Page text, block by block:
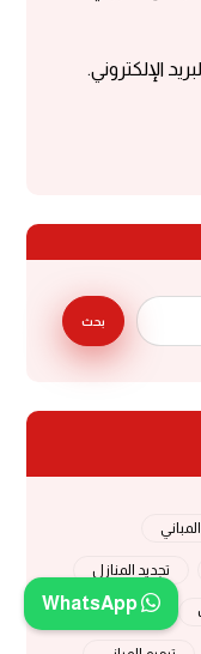
الإلكتروني.
بحث
تجديد المنازل
ترميم